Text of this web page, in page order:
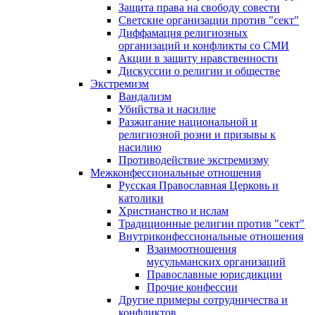
Защита права на свободу совести
Светские организации против "сект"
Диффамация религиозных
организаций и конфликты со СМИ
Акции в защиту нравственности
Дискуссии о религии и обществе
Экстремизм
Вандализм
Убийства и насилие
Разжигание национальной и
религиозной розни и призывы к
насилию
Противодействие экстремизму
Межконфессиональные отношения
Русская Православная Церковь и
католики
Христианство и ислам
Традиционные религии против "сект"
Внутриконфессиональные отношения
Взаимоотношения
мусульманских организаций
Православные юрисдикции
Прочие конфессии
Другие примеры сотрудничества и
конфликтов